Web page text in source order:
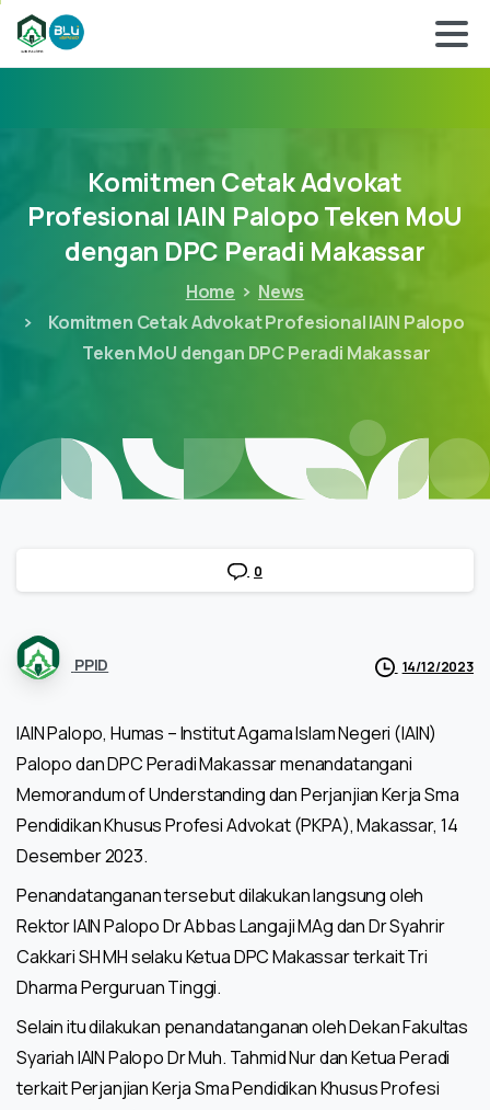
Komitmen CetakAdvokat
Profesional IAIN PalopoTeken MoU
dengan DPC Peradi Makassar
Home
News
Komitmen Cetak Advokat Profesional IAIN Palopo
Teken MoU dengan DPC Peradi Makassar
0
PPID 14/12/2023
IAIN Palopo, Humas – Institut Agama Islam Negeri (IAIN)
Palopo dan DPC Peradi Makassar menandatangani
Memorandum of Understanding dan Perjanjian Kerja Sma
Pendidikan Khusus Profesi Advokat (PKPA), Makassar, 14
Desember 2023.
Penandatanganan tersebut dilakukan langsung oleh
Rektor IAIN Palopo Dr Abbas Langaji MAg dan Dr Syahrir
Cakkari SH MH selaku Ketua DPC Makassar terkait Tri
Dharma Perguruan Tinggi.
Selain itu dilakukan penandatanganan oleh Dekan Fakultas
Syariah IAIN Palopo Dr Muh. Tahmid Nur dan Ketua Peradi
terkait Perjanjian Kerja Sma Pendidikan Khusus Profesi